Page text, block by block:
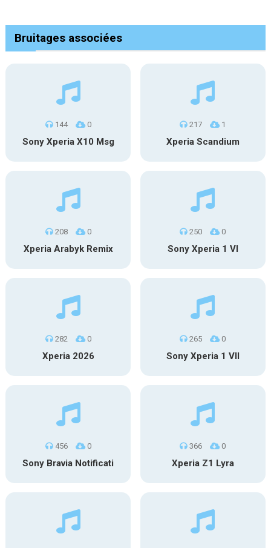
Bruitages associées
144 0
Sony Xperia X10 Msg
217 1
Xperia Scandium
208 0
Xperia Arabyk Remix
250 0
Sony Xperia 1 VI
282 0
Xperia 2026
265 0
Sony Xperia 1 VII
456 0
Sony Bravia Notificati
366 0
Xperia Z1 Lyra